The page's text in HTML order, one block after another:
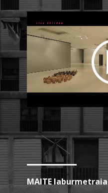
MAITE laburmetraia